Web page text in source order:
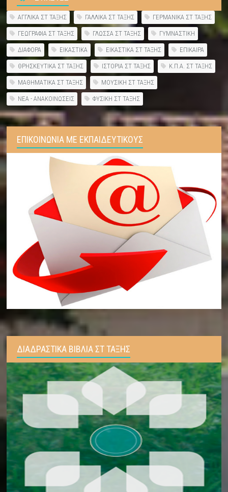
ΑΓΓΛΙΚΑ ΣΤ ΤΑΞΗΣ ΓΑΛΛΙΚΑ ΣΤ ΤΑΞΗΣ ΓΕΡΜΑΝΙΚΑ ΣΤ ΤΑΞΗΣ
ΓΕΩΓΡΑΦΙΑ ΣΤ ΤΑΞΗΣ ΓΛΩΣΣΑ ΣΤ ΤΑΞΗΣ ΓΥΜΝΑΣΤΙΚΗ
ΔΙΑΦΟΡΑ ΕΙΚΑΣΤΙΚΑ ΕΙΚΑΣΤΙΚΑ ΣΤ ΤΑΞΗΣ ΕΠΙΚΑΙΡΑ
ΘΡΗΣΚΕΥΤΙΚΑ ΣΤ ΤΑΞΗΣ ΙΣΤΟΡΙΑ ΣΤ ΤΑΞΗΣ Κ.Π.Α. ΣΤ ΤΑΞΗΣ
ΜΑΘΗΜΑΤΙΚΑ ΣΤ ΤΑΞΗΣ ΜΟΥΣΙΚΗ ΣΤ ΤΑΞΗΣ
ΝΕΑ - ΑΝΑΚΟΙΝΩΣΕΙΣ ΦΥΣΙΚΗ ΣΤ ΤΑΞΗΣ
ΕΠΙΚΟΙΝΩΝΙΑ ΜΕ ΕΚΠΑΙΔΕΥΤΙΚΟΥΣ
ΔΙΑΔΡΑΣΤΙΚΑ ΒΙΒΛΙΑ ΣΤ ΤΑΞΗΣ